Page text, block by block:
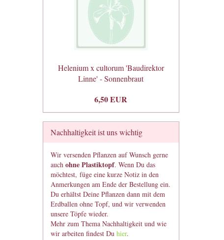
Helenium x cultorum 'Baudirektor
Linne' - Sonnenbraut
6,50 EUR
Nachhaltigkeit ist uns wichtig
Wir versenden Pflanzen auf Wunsch gerne
auch ohne Plastiktopf. Wenn Du das
möchtest, füge eine kurze Notiz in den
Anmerkungen am Ende der Bestellung ein.
Du erhältst Deine Pflanzen dann mit dem
Erdballen ohne Topf, und wir verwenden
unsere Töpfe wieder.
Mehr zum Thema Nachhaltigkeit und wie
wir arbeiten findest Du hier.